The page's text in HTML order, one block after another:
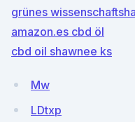
grünes
amazon.es cbd öl
cbd oil shawnee ks
Mw
LDtxp